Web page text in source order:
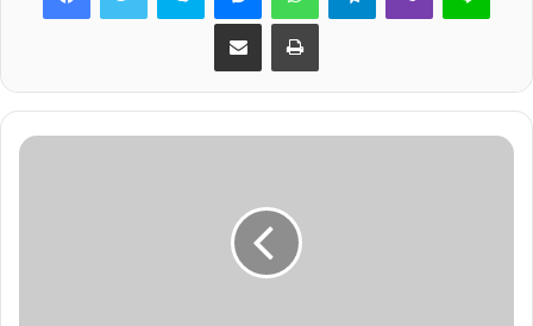
Share via Email Print